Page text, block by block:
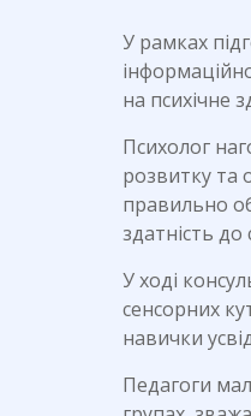
У рамках
на психічне
Психолог
розвитку та
правильно
здатність до
У ході
сенсорних
навички
Педагоги